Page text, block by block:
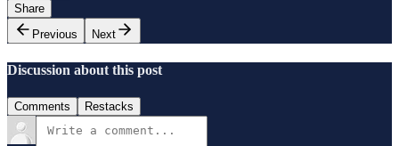
Share
Previous
Next
Discussion about this post
Comments Restacks